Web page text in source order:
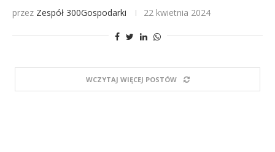
przez Zespół 300Gospodarki 22 kwietnia 2024
WCZYTAJ WIĘCEJ POSTÓW